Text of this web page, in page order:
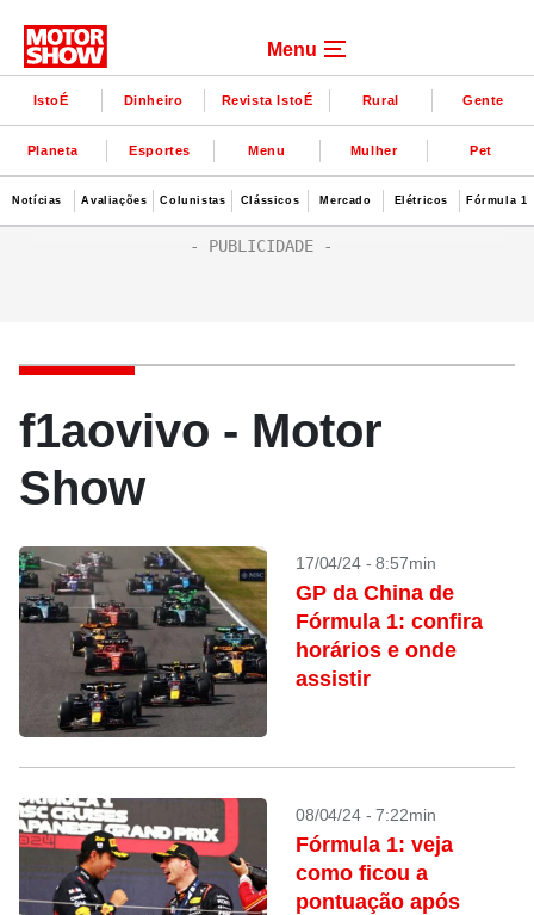
Menu
IstoÉ Dinheiro Revista IstoÉ Rural Gente
Planeta Esportes Menu Mulher Pet
Notícias Avaliações Colunistas Clássicos Mercado Elétricos Fórmula 1
f1aovivo - Motor
Show
17/04/24 - 8:57min
GP da China de
Fórmula 1: confira
horários e onde
assistir
08/04/24 - 7:22min
Fórmula 1: veja
como ficou a
pontuação após